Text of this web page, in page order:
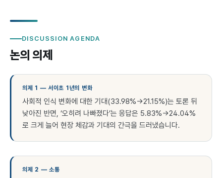
DISCUSSION AGENDA
논의 의제
의제 1 — 서이초 1년의 변화
사회적 인식 변화에 대한 기대(33.98%→21.15%)는 토론 뒤
낮아진 반면, ‘오히려 나빠졌다’는 응답은 5.83%→24.04%
로 크게 늘어 현장 체감과 기대의 간극을 드러냈습니다.
의제 2 — 소통